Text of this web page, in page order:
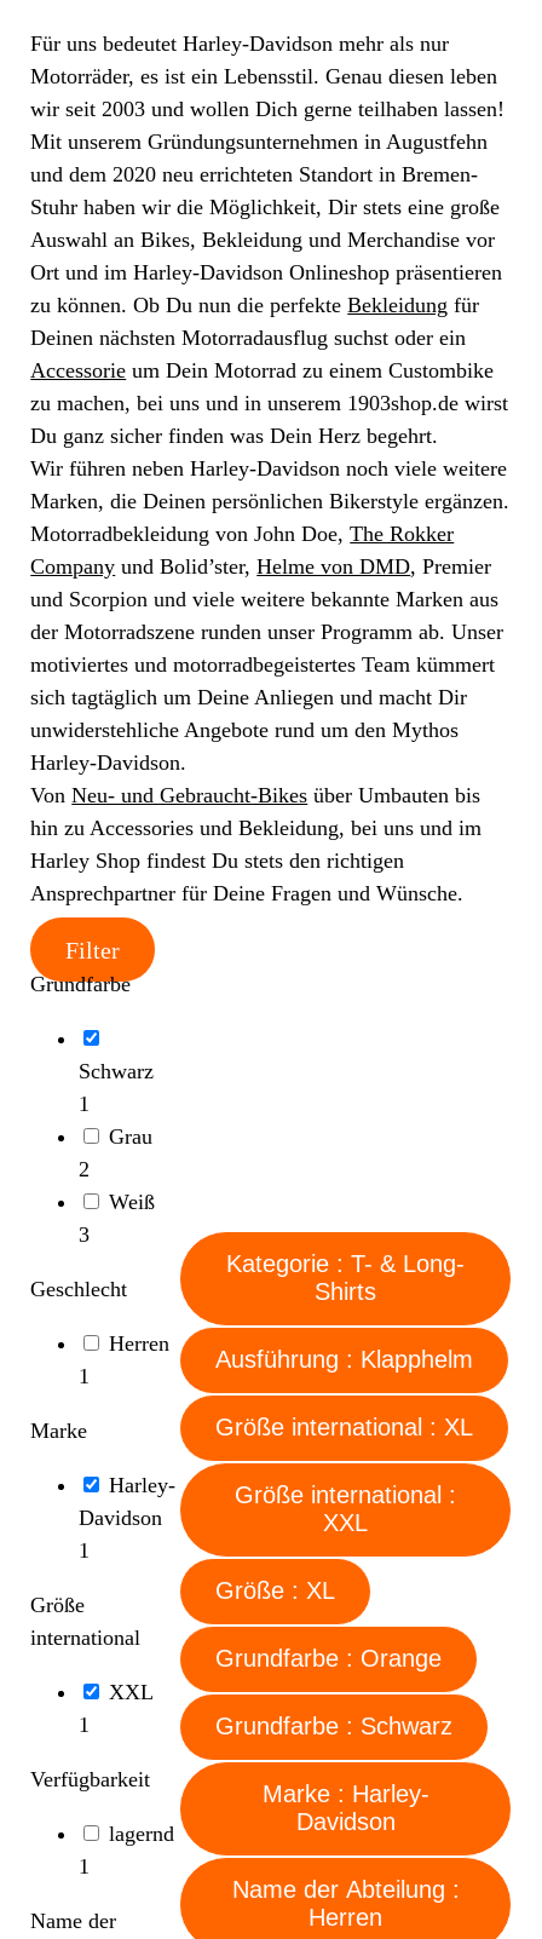
Für uns bedeutet Harley-Davidson mehr als nur
Motorräder, es ist ein Lebensstil. Genau diesen leben
wir seit 2003 und wollen Dich gerne teilhaben lassen!
Mit unserem Gründungsunternehmen in Augustfehn
und dem 2020 neu errichteten Standort in Bremen-
Stuhr haben wir die Möglichkeit, Dir stets eine große
Auswahl an Bikes, Bekleidung und Merchandise vor
Ort und im Harley-Davidson Onlineshop präsentieren
zu können. Ob Du nun die perfekteBekleidung für
Deinen nächsten Motorradausflug suchst oder ein
Accessorie um Dein Motorrad zu einem Custombike
zu machen, bei uns und in unserem 1903shop.de wirst
Du ganz sicher finden was Dein Herz begehrt.
Wir führen neben Harley-Davidson noch viele weitere
Marken, die Deinen persönlichen Bikerstyle ergänzen.
Motorradbekleidung von John Doe,The Rokker
Company und Bolid’ster,Helme von DMD, Premier
und Scorpion und viele weitere bekannte Marken aus
der Motorradszene runden unser Programm ab. Unser
motiviertes und motorradbegeistertes Team kümmert
sich tagtäglich um Deine Anliegen und macht Dir
unwiderstehliche Angebote rund um den Mythos
Harley-Davidson.
VonNeu- und Gebraucht-Bikes über Umbauten bis
hin zu Accessories und Bekleidung, bei uns und im
Harley Shop findest Du stets den richtigen
Ansprechpartner für Deine Fragen und Wünsche.
Filter
Grundfarbe
Schwarz
1
Grau
2
Weiß
3
Geschlecht
Herren
1
Marke
Harley-
Davidson
1
Größe
international
XXL
1
Verfügbarkeit
lagernd
1
Name der
Kategorie : T- & Long-
Shirts
Ausführung : Klapphelm
Größe international : XL
Größe international :
XXL
Größe : XL
Grundfarbe : Orange
Grundfarbe : Schwarz
Marke : Harley-
Davidson
Name der Abteilung :
Herren